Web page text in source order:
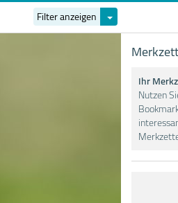
Filter anzeigen
Filter
ein-/
Ihr
Nutzen